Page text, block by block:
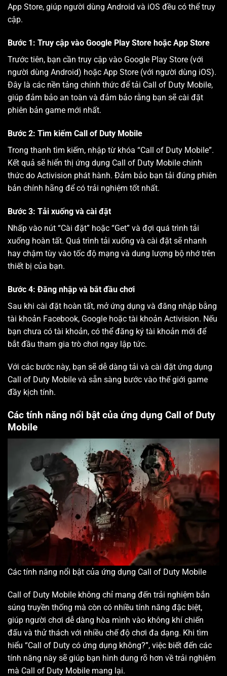
App Store, giúp người dùng Android và iOS đều có thể truy
cập.
Bước 1: Truy cập vào Google Play Store hoặc App Store
Trước tiên, bạn cần truy cập vào Google Play Store (với
người dùng Android) hoặc App Store (với người dùng iOS).
Đây là các nền tảng chính thức để tải Call of Duty Mobile,
giúp đảm bảo an toàn và đảm bảo rằng bạn sẽ cài đặt
phiên bản game mới nhất.
Bước 2: Tìm kiếm Call of Duty Mobile
Trong thanh tìm kiếm, nhập từ khóa “Call of Duty Mobile”.
Kết quả sẽ hiển thị ứng dụng Call of Duty Mobile chính
thức do Activision phát hành. Đảm bảo bạn tải đúng phiên
bản chính hãng để có trải nghiệm tốt nhất.
Bước 3: Tải xuống và cài đặt
Nhấp vào nút “Cài đặt” hoặc “Get” và đợi quá trình tải
xuống hoàn tất. Quá trình tải xuống và cài đặt sẽ nhanh
hay chậm tùy vào tốc độ mạng và dung lượng bộ nhớ trên
thiết bị của bạn.
Bước 4: Đăng nhập và bắt đầu chơi
Sau khi cài đặt hoàn tất, mở ứng dụng và đăng nhập bằng
tài khoản Facebook, Google hoặc tài khoản Activision. Nếu
bạn chưa có tài khoản, có thể đăng ký tài khoản mới để
bắt đầu tham gia trò chơi ngay lập tức.
Với các bước này, bạn sẽ dễ dàng tải và cài đặt ứng dụng
Call of Duty Mobile và sẵn sàng bước vào thế giới game
đầy kịch tính.
Các tính năng nổi bật của ứng dụng Call of Duty
Mobile
Các tính năng nổi bật của ứng dụng Call of Duty Mobile
Call of Duty Mobile không chỉ mang đến trải nghiệm bắn
súng truyền thống mà còn có nhiều tính năng đặc biệt,
giúp người chơi dễ dàng hòa mình vào không khí chiến
đấu và thử thách với nhiều chế độ chơi đa dạng. Khi tìm
hiểu “Call of Duty có ứng dụng không?”, việc biết đến các
tính năng này sẽ giúp bạn hình dung rõ hơn về trải nghiệm
mà Call of Duty Mobile mang lại.